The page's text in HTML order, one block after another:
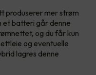
produserer mer strøm
et batteri går denne
og du får kun
og eventuelle
lagres denne